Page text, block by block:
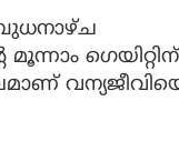
ബുധനാഴ്ച
ഗെയിറ്റിന്